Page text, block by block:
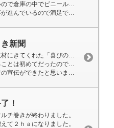
中でビニールをかぶしておきます。
んでいるので満足です。
新聞
去年の１２月に取材にきてくれた「喜びのタネまき新聞」の完成品が届きました。
てだったのですごく嬉しいです！
伝ができたと思います。
！
チ巻きが終わりました。
て２ｈａになりました。